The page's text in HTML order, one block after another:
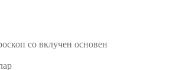
со вклучен основен